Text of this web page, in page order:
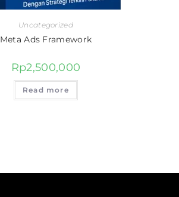
Uncategorized
Meta Ads Framework
Rp2,500,000
Read more